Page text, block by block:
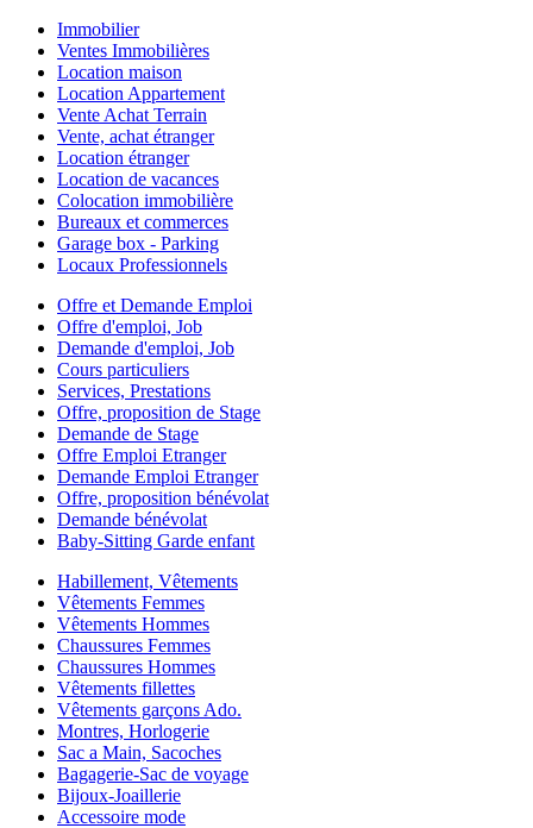
Immobilier
Ventes Immobilières
Location maison
Location Appartement
Vente Achat Terrain
Vente, achat étranger
Location étranger
Location de vacances
Colocation immobilière
Bureaux et commerces
Garage box - Parking
Locaux Professionnels
Offre et Demande Emploi
Offre d'emploi, Job
Demande d'emploi, Job
Cours particuliers
Services, Prestations
Offre, proposition de Stage
Demande de Stage
Offre Emploi Etranger
Demande Emploi Etranger
Offre, proposition bénévolat
Demande bénévolat
Baby-Sitting Garde enfant
Habillement, Vêtements
Vêtements Femmes
Vêtements Hommes
Chaussures Femmes
Chaussures Hommes
Vêtements fillettes
Vêtements garçons Ado.
Montres, Horlogerie
Sac a Main, Sacoches
Bagagerie-Sac de voyage
Bijoux-Joaillerie
Accessoire mode